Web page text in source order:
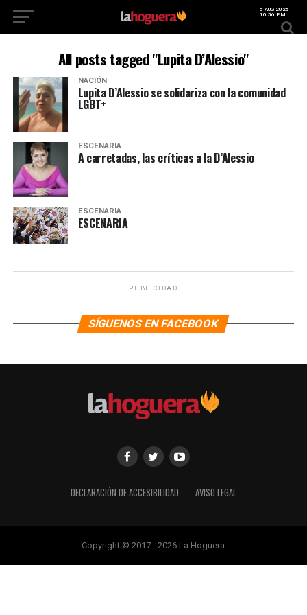
5 AUG 2026
10:56 PM
All posts tagged "Lupita D’Alessio"
NACIÓN
Lupita D’Alessio se solidariza con la comunidad
LGBT+
ESCENARIA
A carretadas, las críticas a la D’Alessio
ESCENARIA
ESCENARIA
PUBLICIDAD
SÍGUENOS EN FACEBOOK
DECLARACIÓN DE ACCESIBILIDAD AVISO LEGAL
Copyright © 2017 - 2026 La Hoguera